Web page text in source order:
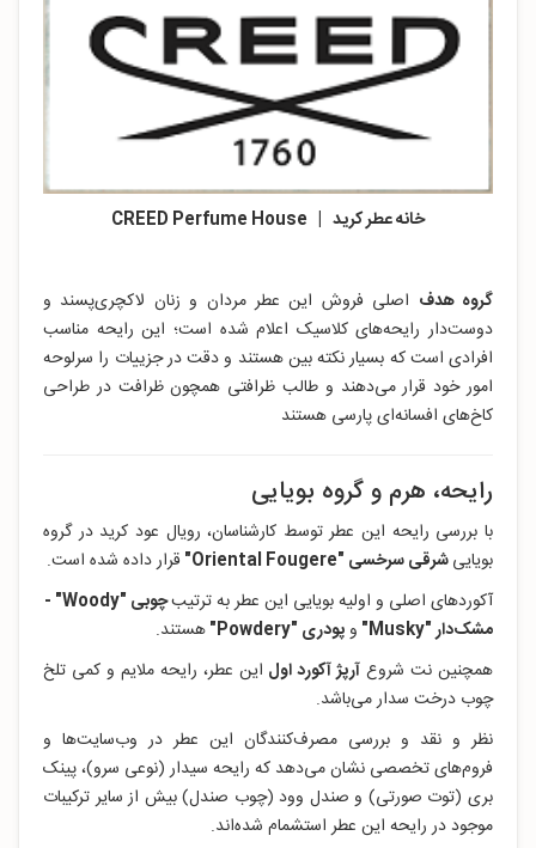
خانه عطر کرید | CREED Perfume House
گروه هدف اصلی فروش این عطر مردان و زنان لاکچری‌پسند و
دوست‌دار رایحه‌های کلاسیک اعلام شده است؛ این رایحه مناسب
افرادی است که بسیار نکته بین هستند و دقت در جزییات را سرلوحه
امور خود قرار می‌دهند و طالب ظرافتی همچون ظرافت در طراحی
کاخ‌های افسانه‌ای پارسی هستند
رایحه، هرم و گروه بویایی
با بررسی رایحه این عطر توسط کارشناسان، رویال عود کرید در گروه
بویاییشرقی سرخسی "Oriental Fougere " قرار داده‌ شده است.
آکوردهای اصلی و اولیه بویایی این عطر به ترتیبچوبی "Woody
" -
مشک‌دار "Musky
" وپودری "Powdery "هستند.
همچنین نت شروع آرپژ آکورد اول این عطر، رایحه‌ ملایم و کمی تلخ
چوب درخت سدار می‌باشد.
نظر و نقد و بررسی مصرف‌کنندگان این عطر در وب‌سایت‌ها و
فروم‌های تخصصی نشان می‌دهد که رایحه سیدار (نوعی سرو)، پینک
بری (توت صورتی) و صندل وود (چوب صندل) بیش از سایر ترکیبات
موجود در رایحه این عطر استشمام شده‌اند.